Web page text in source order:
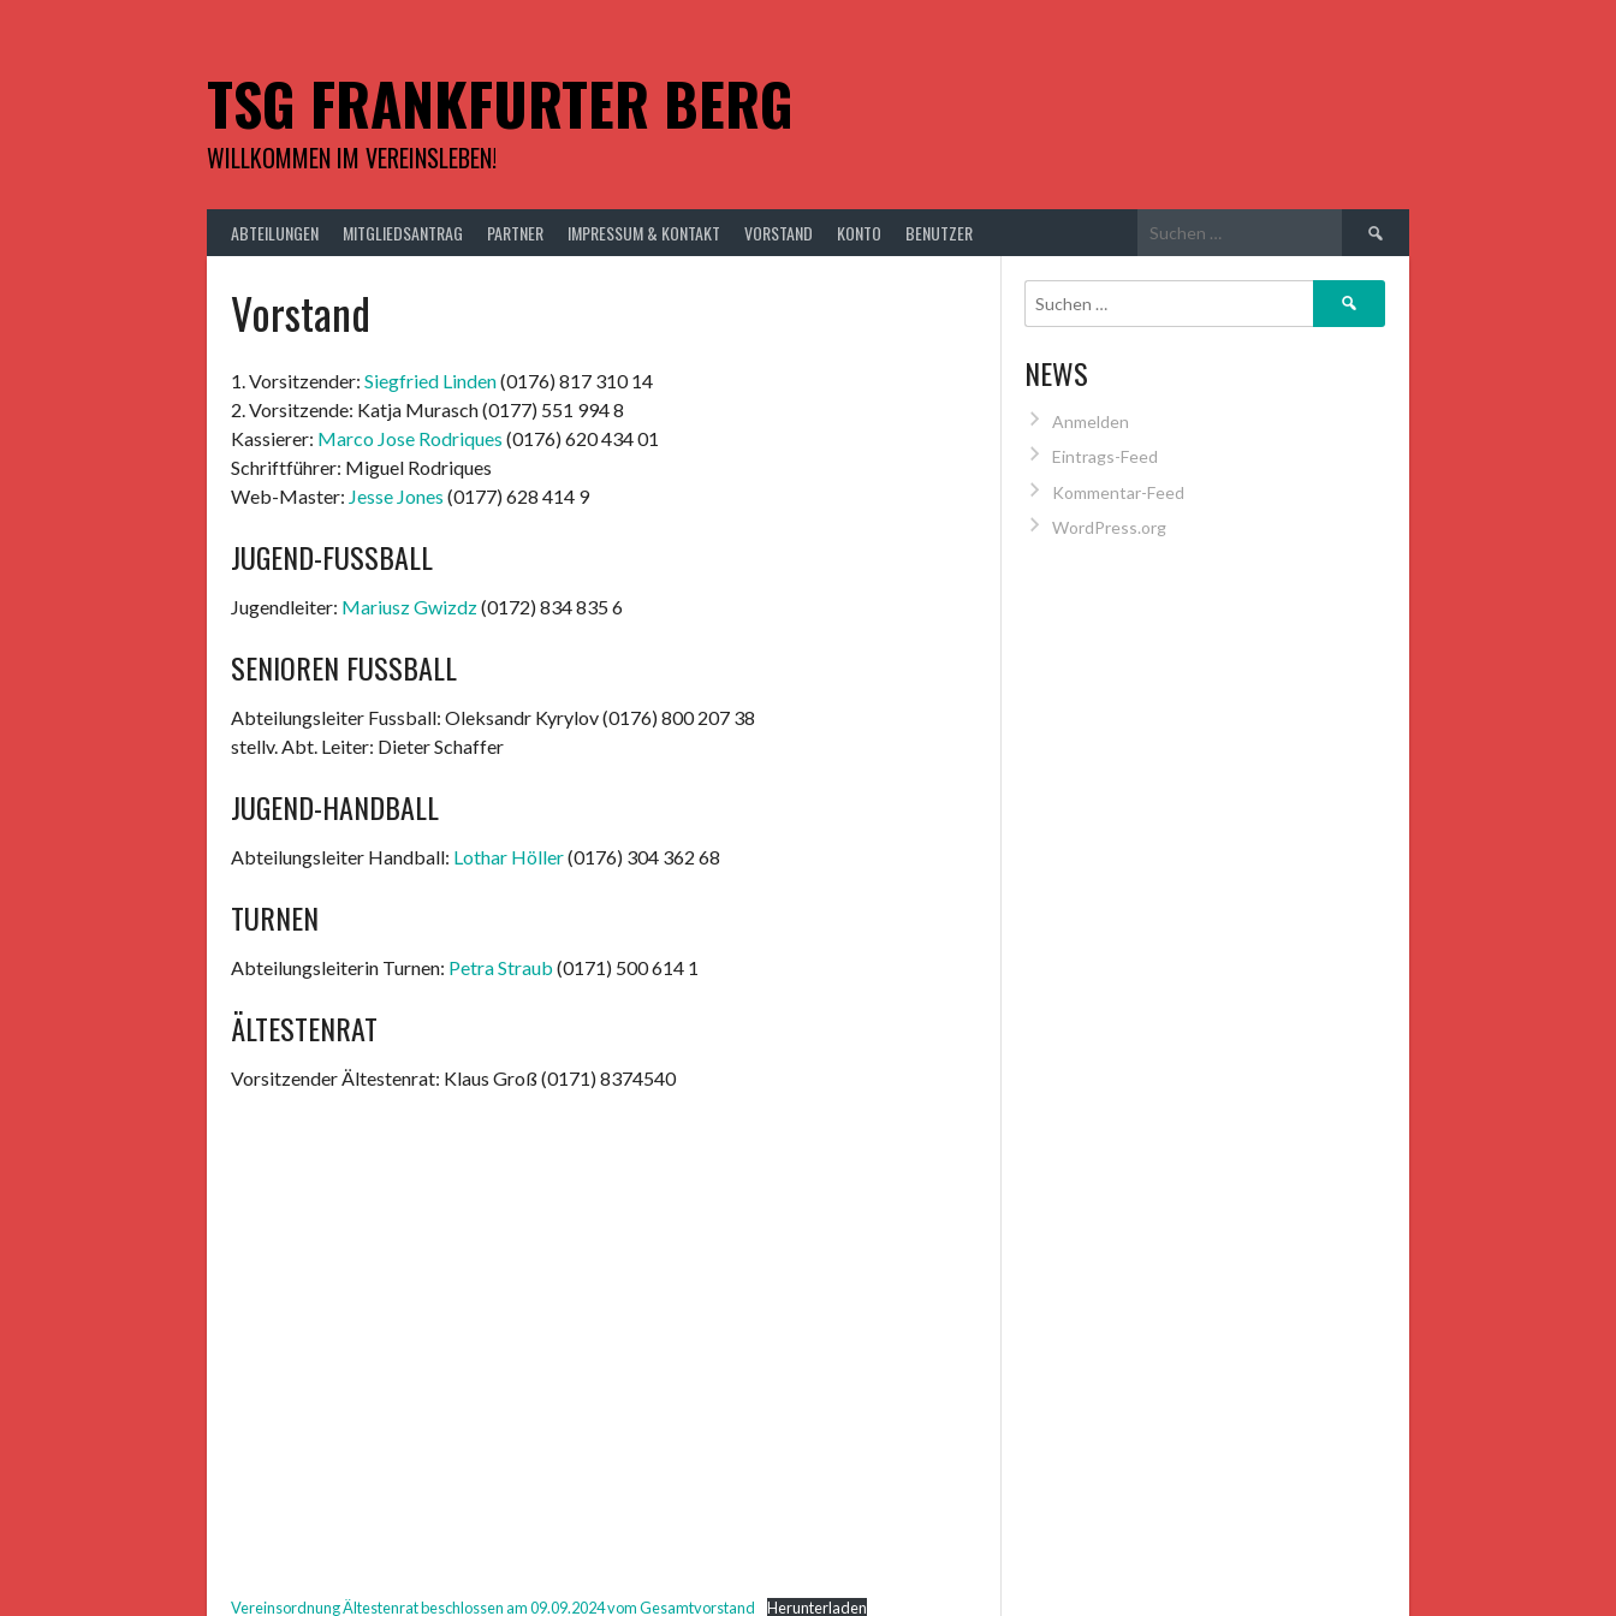
TSG FRANKFURTER BERG
WILLKOMMEN IM VEREINSLEBEN!
ABTEILUNGEN MITGLIEDSANTRAG PARTNER IMPRESSUM & KONTAKT VORSTAND KONTO BENUTZER
Suchen
nach:
Vorstand
1. Vorsitzender: Siegfried Linden(0176) 817 310 14
2. Vorsitzende: Katja Murasch (0177) 551 994 8
Kassierer: Marco Jose Rodriques (0176) 620 434 01
Schriftführer: Miguel Rodriques
Web-Master: Jesse Jones (0177) 628 414 9
JUGEND-FUSSBALL
Jugendleiter: Mariusz Gwizdz(0172) 834 835 6
SENIOREN FUSSBALL
Abteilungsleiter Fussball: Oleksandr Kyrylov (0176) 800 207 38
stellv. Abt. Leiter: Dieter Schaffer
JUGEND-HANDBALL
Abteilungsleiter Handball: Lothar Höller(0176) 304 362 68
TURNEN
Abteilungsleiterin Turnen: Petra Straub (0171) 500 614 1
ÄLTESTENRAT
Vorsitzender Ältestenrat: Klaus Groß (0171) 8374540
Vereinsordnung Ältestenrat beschlossen am 09.09.2024 vom Gesamtvorstand Herunterladen
Suchen
NEWS
Anmelden
Eintrags-Feed
Kommentar-Feed
WordPress.org